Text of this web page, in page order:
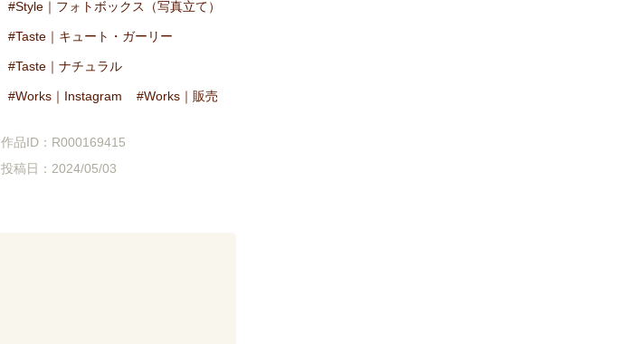
Style｜フォトボックス（写真立て）
Taste｜キュート・ガーリー
Taste｜ナチュラル
Works｜Instagram Works｜販売
作品ID：R000169415
投稿日：2024/05/03